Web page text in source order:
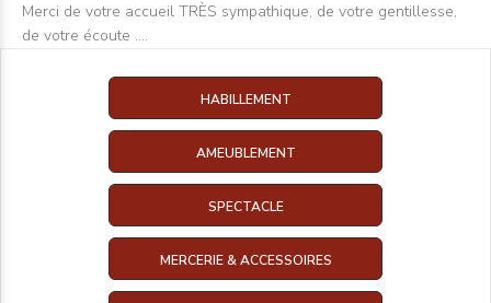
Merci de votre accueil TRÈS sympathique, de votre gentillesse,
de votre écoute ….
HABILLEMENT
AMEUBLEMENT
SPECTACLE
MERCERIE & ACCESSOIRES